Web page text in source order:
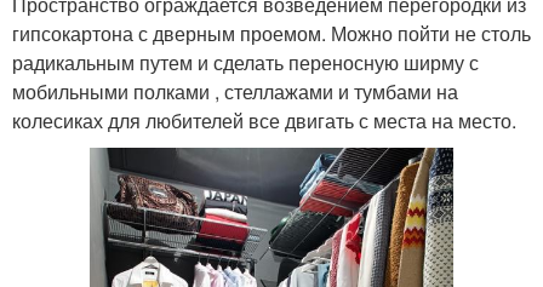
гипсокартона с дверным проемом. Можно пойти не столь
радикальным путем и сделать переносную ширму с
мобильными полками , стеллажами и тумбами на
колесиках для любителей все двигать с места на место.